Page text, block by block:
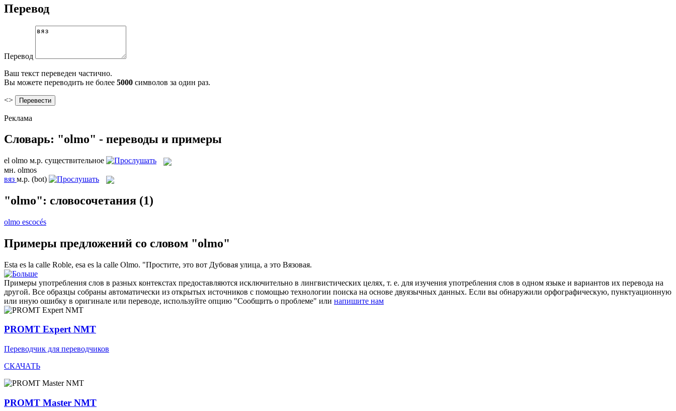
Перевод
Перевод
Ваш текст переведен частично.
Вы можете переводить не более 5000 символов за один раз.
<>
Реклама
Словарь: "olmo" - переводы и примеры
el olmo м.р. существительное
мн. olmos
вяз м.р. (bot)
"olmo": словосочетания (1)
olmo escocés
Примеры предложений со словом "olmo"
Esta es la calle Roble, esa es la calle Olmo. "Простите, это вот Дубовая улица, а это Вязовая.
Примеры употребления слов в разных контекстах предоставляются исключительно в лингвистических целях, т. е. для изучения употребления слов в одном языке и вариантов их перевода на
другой. Все образцы собраны автоматически из открытых источников с помощью технологии поиска на основе двуязычных данных. Если вы обнаружили орфографическую, пунктуационную
или иную ошибку в оригинале или переводе, используйте опцию "Сообщить о проблеме" или напишите нам
PROMT Expert NMT
Переводчик для переводчиков
СКАЧАТЬ
PROMT Master NMT